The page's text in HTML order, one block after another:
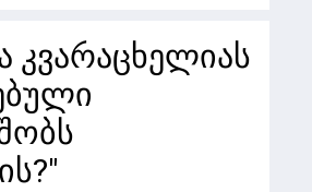
კვარაცხელიას